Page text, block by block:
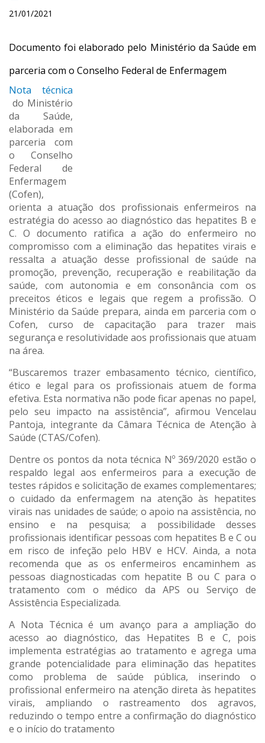
21/01/2021
Documento foi elaborado pelo Ministério da Saúde em
parceria com o Conselho Federal de Enfermagem
Nota técnica
do Ministério
da Saúde,
elaborada em
parceria com
o Conselho
Federal de
Enfermagem
(Cofen),
orienta a atuação dos profissionais enfermeiros na
estratégia do acesso ao diagnóstico das hepatites B e
C. O documento ratifica a ação do enfermeiro no
compromisso com a eliminação das hepatites virais e
ressalta a atuação desse profissional de saúde na
promoção, prevenção, recuperação e reabilitação da
saúde, com autonomia e em consonância com os
preceitos éticos e legais que regem a profissão. O
Ministério da Saúde prepara, ainda em parceria com o
Cofen, curso de capacitação para trazer mais
segurança e resolutividade aos profissionais que atuam
na área.
“Buscaremos trazer embasamento técnico, científico,
ético e legal para os profissionais atuem de forma
efetiva. Esta normativa não pode ficar apenas no papel,
pelo seu impacto na assistência”, afirmou Vencelau
Pantoja, integrante da Câmara Técnica de Atenção à
Saúde (CTAS/Cofen).
Dentre os pontos da nota técnica Nº 369/2020 estão o
respaldo legal aos enfermeiros para a execução de
testes rápidos e solicitação de exames complementares;
o cuidado da enfermagem na atenção às hepatites
virais nas unidades de saúde; o apoio na assistência, no
ensino e na pesquisa; a possibilidade desses
profissionais identificar pessoas com hepatites B e C ou
em risco de infeção pelo HBV e HCV. Ainda, a nota
recomenda que as os enfermeiros encaminhem as
pessoas diagnosticadas com hepatite B ou C para o
tratamento com o médico da APS ou Serviço de
Assistência Especializada.
A Nota Técnica é um avanço para a ampliação do
acesso ao diagnóstico, das Hepatites B e C, pois
implementa estratégias ao tratamento e agrega uma
grande potencialidade para eliminação das hepatites
como problema de saúde pública, inserindo o
profissional enfermeiro na atenção direta às hepatites
virais, ampliando o rastreamento dos agravos,
reduzindo o tempo entre a confirmação do diagnóstico
e o início do tratamento